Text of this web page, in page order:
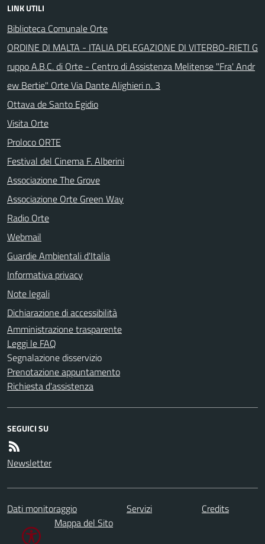
LINK UTILI
Biblioteca Comunale Orte
ORDINE DI MALTA - ITALIA DELEGAZIONE DI VITERBO-RIETI G
ruppo A.B.C. di Orte - Centro di Assistenza Melitense "Fra' Andr
ew Bertie" Orte Via Dante Alighieri n. 3
Ottava de Santo Egidio
Visita Orte
Proloco ORTE
Festival del Cinema F. Alberini
Associazione The Grove
Associazione Orte Green Way
Radio Orte
Webmail
Guardie Ambientali d'Italia
Informativa privacy
Note legali
Dichiarazione di accessibilità
Amministrazione trasparente
Leggi le FAQ
Segnalazione disservizio
Prenotazione appuntamento
Richiesta d'assistenza
SEGUICI SU
Newsletter
Dati monitoraggio Servizi
Credits
Mappa del Sito